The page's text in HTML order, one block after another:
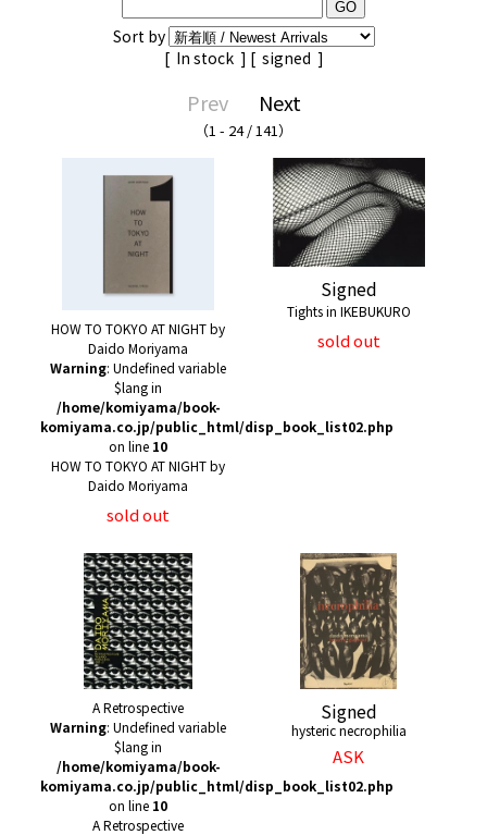
Sort by
[ In stock] [ signed ]
Prev Next
（1 - 24 / 141）
HOW TO TOKYO AT NIGHT by
Daido Moriyama
Warning: Undefined variable
$lang in
/home/komiyama/book-
komiyama.co.jp/public_html/disp_book_list02.php
on line 10
HOW TO TOKYO AT NIGHT by
Daido Moriyama
sold out
Signed
Tights in IKEBUKURO
sold out
A Retrospective
Warning: Undefined variable
$lang in
/home/komiyama/book-
komiyama.co.jp/public_html/disp_book_list02.php
on line 10
A Retrospective
Signed
hysteric necrophilia
ASK